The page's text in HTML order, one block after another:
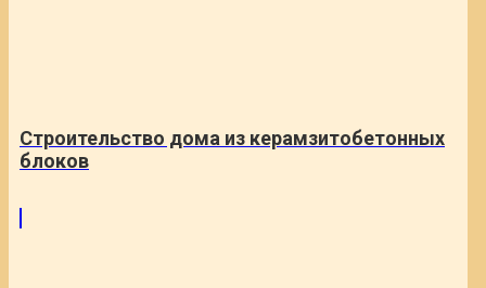
Строительство дома из керамзитобетонных
блоков